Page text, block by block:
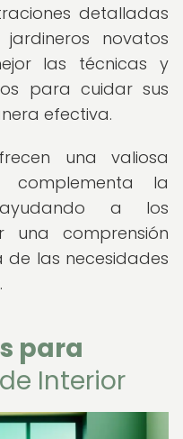
detalladas
novatos
las técnicas y
para cuidar sus
efectiva.
una valiosa
complementa la
a los
una comprensión
las necesidades
para
de Interior